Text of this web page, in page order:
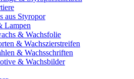
aus Styropor
Lampen
& Wachsfolie
& Wachszierstreifen
& Wachsschriften
& Wachsbilder